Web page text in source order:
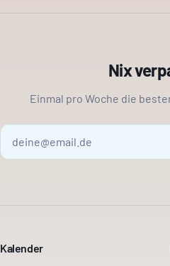
Nix
Einmal pro Woche die
Kalender